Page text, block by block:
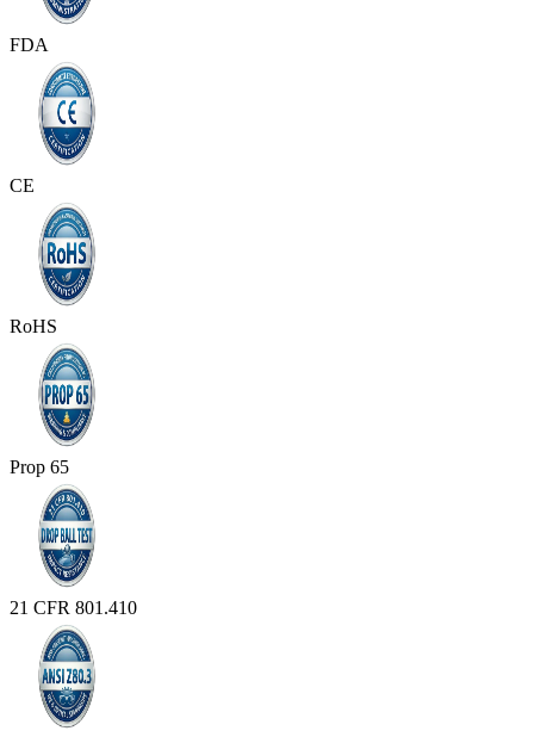
FDA
CE
RoHS
Prop 65
21 CFR 801.410